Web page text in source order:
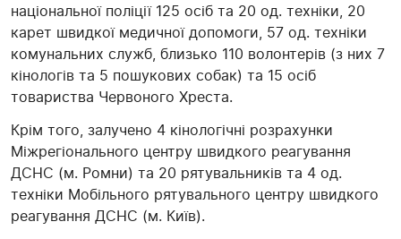
національної поліції 125 осіб та 20 од. техніки, 20
карет швидкої медичної допомоги, 57 од. техніки
комунальних служб, близько 110 волонтерів (з них 7
кінологів та 5 пошукових собак) та 15 осіб
товариства Червоного Хреста.
Крім того, залучено 4 кінологічні розрахунки
Міжрегіонального центру швидкого реагування
ДСНС (м. Ромни) та 20 рятувальників та 4 од.
техніки Мобільного рятувального центру швидкого
реагування ДСНС (м. Київ).